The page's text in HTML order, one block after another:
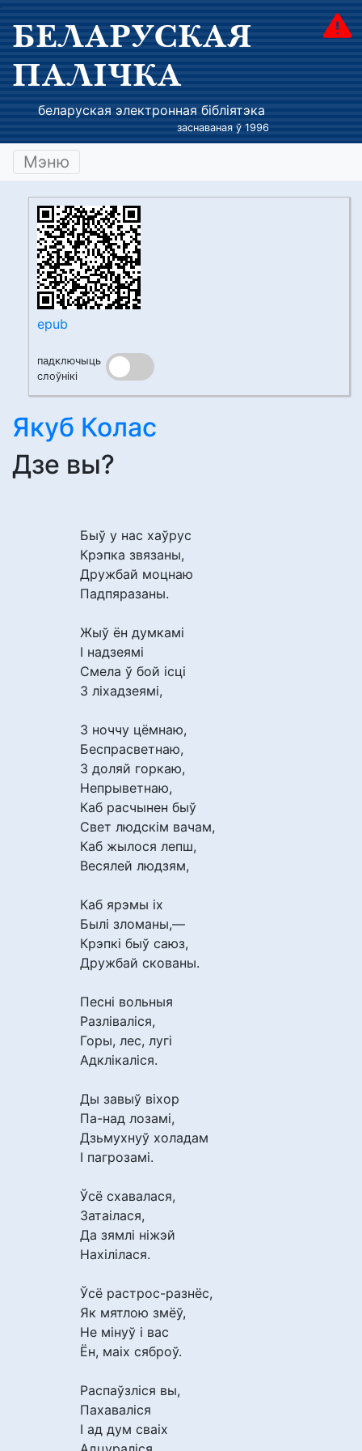
БЕЛАРУСКАЯ
ПАЛІЧКА
беларуская электронная бібліятэка
заснаваная ў 1996
Мэню
epub
падключыць
слоўнікі
Якуб Колас
Дзе вы?
Быў у нас хаўрус
Крэпка звязаны,
Дружбай моцнаю
Падпяразаны.
Жыў ён думкамі
І надзеямі
Смела ў бой ісці
З ліхадзеямі,
З ноччу цёмнаю,
Беспрасветнаю,
З доляй горкаю,
Непрыветнаю,
Каб расчынен быў
Свет людскім вачам,
Каб жылося лепш,
Весялей людзям,
Каб ярэмы іх
Былі зломаны,—
Крэпкі быў саюз,
Дружбай скованы.
Песні вольныя
Разліваліся,
Горы, лес, лугі
Адклікаліся.
Ды завыў віхор
Па-над лозамі,
Дзьмухнуў холадам
І пагрозамі.
Ўсё схавалася,
Затаілася,
Да зямлі ніжэй
Нахілілася.
Ўсё растрос-разнёс,
Як мятлою змёў,
Не мінуў і вас
Ён, маіх сяброў.
Распаўзліся вы,
Пахаваліся
І ад дум сваіх